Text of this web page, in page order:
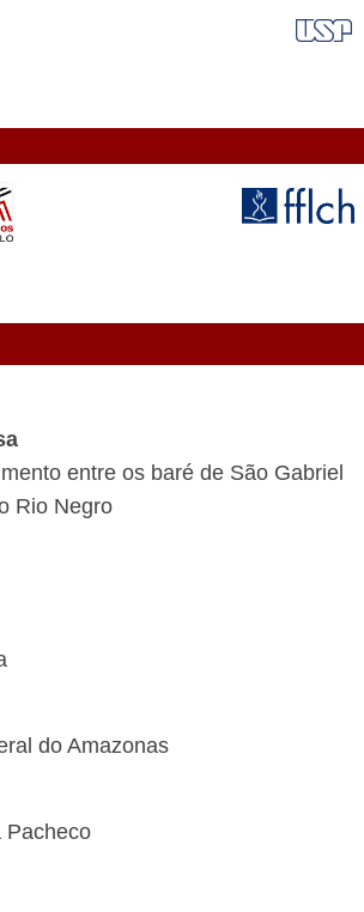
entre os baré de São Gabriel
Rio Negro
do Amazonas
Pacheco